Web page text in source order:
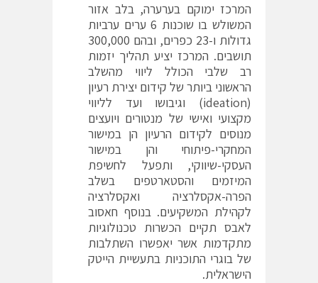
המרכז ימוקם בערערה, בלב אזור
המשולש בו שוכנות 6 ערים ערביות
גדולות ו-23 כפרים, ובהם 300,000
תושבים. המרכז יציע תהליך יזמות
רב שלבי הכולל ליווי מהשלב
הראשוני ביותר של קידום יצירת רעיון
(ideation) וגיבושו ועד לליווי
מקצועי ואישי של מנטורים ויועצים
מנוסים לקידום הרעיון הן במישור
המחקרי-פיתוחי והן במישור
העסקי-שיווקי, ותפעל לחשיפת
המיזמים והסטארטפים בשלב
הפרה-אקסלרציה ואקסלרציה
לקהילת המשקיעים. בנוסף חאסוב
לאבס תקיים הכשרות טכנולוגיות
מתקדמות אשר יאפשרו השתלבות
של בוגרי התוכניות בתעשיית הייטק
הישראלית.